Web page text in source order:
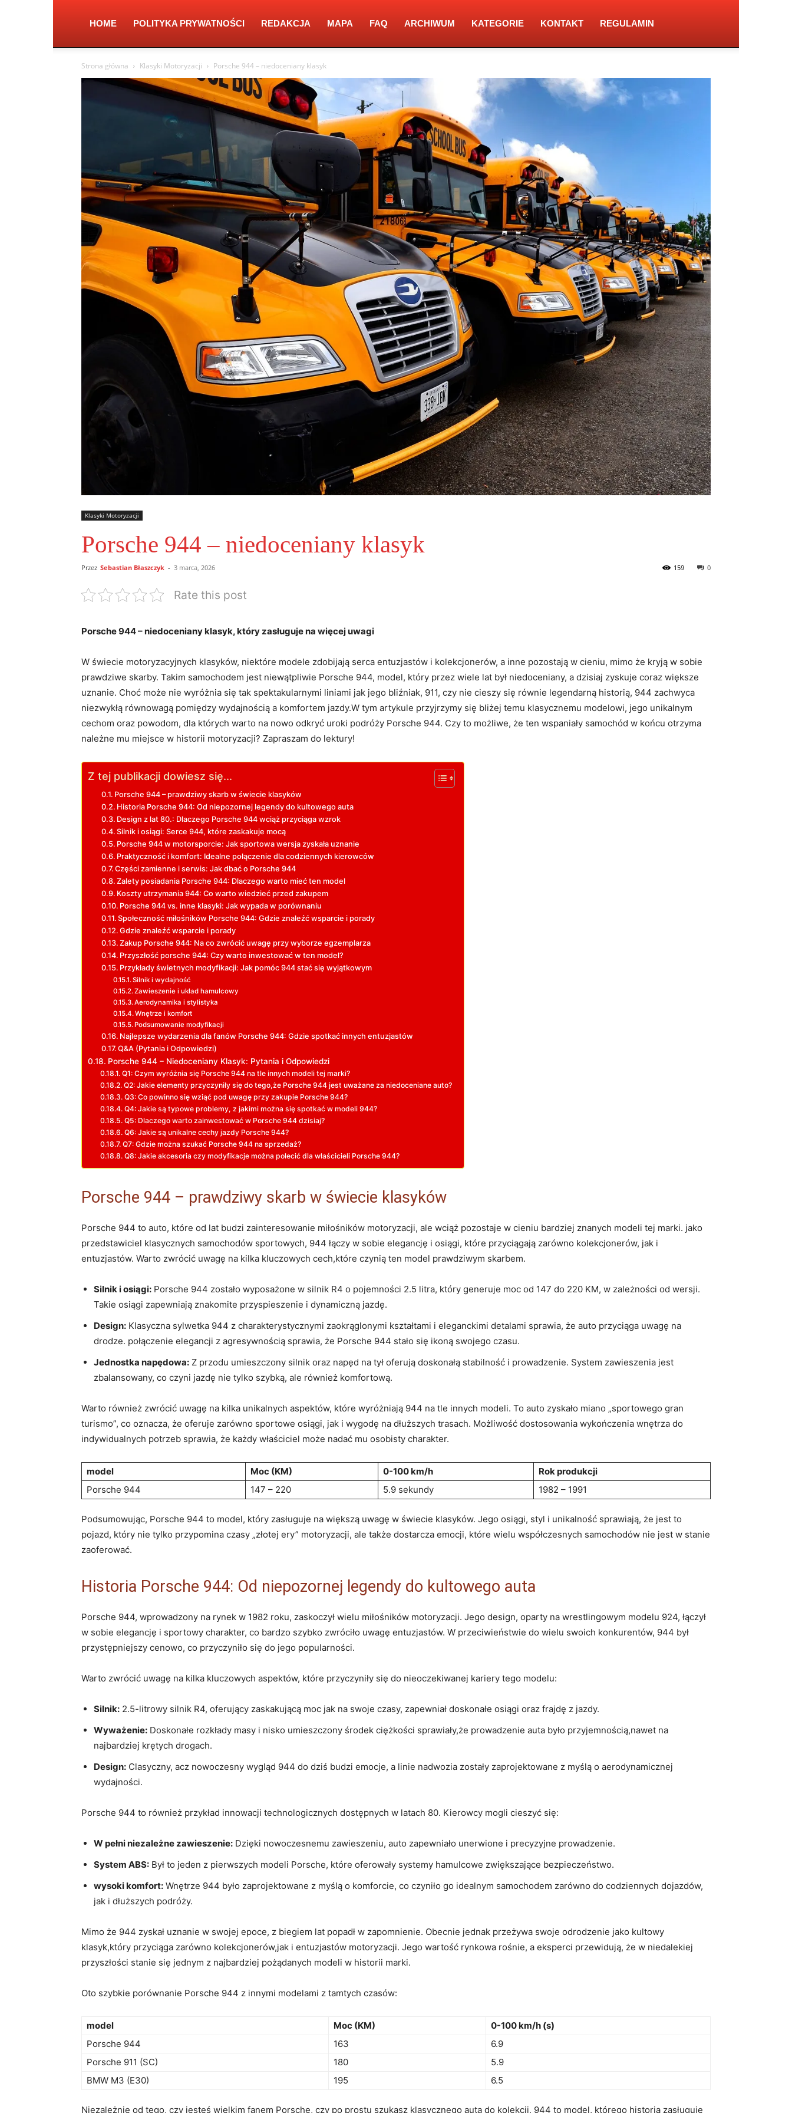
HOME POLITYKA PRYWATNOŚCI REDAKCJA MAPA FAQ ARCHIWUM KATEGORIE KONTAKT REGULAMIN
Strona główna Klasyki Motoryzacji Porsche 944 – niedoceniany klasyk
Klasyki Motoryzacji
Porsche 944 – niedoceniany klasyk
Przez Sebastian Błaszczyk - 3 marca, 2026 0
159
Rate this post
Porsche 944 – niedoceniany klasyk, który zasługuje na więcej uwagi
W świecie motoryzacyjnych klasyków, niektóre modele zdobijają serca entuzjastów i kolekcjonerów, a inne pozostają w cieniu, mimo że kryją w sobie
prawdziwe skarby. Takim samochodem jest niewątpliwie Porsche 944, model, który przez wiele lat był niedoceniany, a dzisiaj zyskuje coraz większe
uznanie. Choć może nie wyróżnia się tak spektakularnymi liniami jak jego bliźniak, 911, czy nie cieszy się równie legendarną historią, 944 zachwyca
niezwykłą równowagą pomiędzy wydajnością a komfortem jazdy.W tym artykule przyjrzymy się bliżej temu klasycznemu modelowi, jego unikalnym
cechom oraz powodom, dla których warto na nowo odkryć uroki podróży Porsche 944. Czy to możliwe, że ten wspaniały samochód w końcu otrzyma
należne mu miejsce w historii motoryzacji? Zapraszam do lektury!
Z tej publikacji dowiesz się...
Porsche 944 – prawdziwy skarb w świecie klasyków
Historia Porsche 944: Od niepozornej legendy do kultowego auta
Design z lat 80.: Dlaczego Porsche 944 wciąż przyciąga wzrok
Silnik i osiągi: Serce 944, które zaskakuje mocą
Porsche 944 w motorsporcie: Jak sportowa wersja zyskała uznanie
Praktyczność i komfort: Idealne połączenie dla codziennych kierowców
Części zamienne i serwis: Jak dbać o Porsche 944
Zalety posiadania Porsche 944: Dlaczego warto mieć ten model
Koszty utrzymania 944: Co warto wiedzieć przed zakupem
Porsche 944 vs. inne klasyki: Jak wypada w porównaniu
Społeczność miłośników Porsche 944: Gdzie znaleźć wsparcie i porady
Gdzie znaleźć wsparcie i porady
Zakup Porsche 944: Na co zwrócić uwagę przy wyborze egzemplarza
Przyszłość porsche 944: Czy warto inwestować w ten model?
Przykłady świetnych modyfikacji: Jak pomóc 944 stać się wyjątkowym
Silnik i wydajność
Zawieszenie i układ hamulcowy
Aerodynamika i stylistyka
Wnętrze i komfort
Podsumowanie modyfikacji
Najlepsze wydarzenia dla fanów Porsche 944: Gdzie spotkać innych entuzjastów
Q&A (Pytania i Odpowiedzi)
Porsche 944 – Niedoceniany Klasyk: Pytania i Odpowiedzi
Q1: Czym wyróżnia się Porsche 944 na tle innych modeli tej marki?
Q2: Jakie elementy przyczyniły się do tego,że Porsche 944 jest uważane za niedoceniane auto?
Q3: Co powinno się wziąć pod uwagę przy zakupie Porsche 944?
Q4: Jakie są typowe problemy, z jakimi można się spotkać w modeli 944?
Q5: Dlaczego warto zainwestować w Porsche 944 dzisiaj?
Q6: Jakie są unikalne cechy jazdy Porsche 944?
Q7: Gdzie można szukać Porsche 944 na sprzedaż?
Q8: Jakie akcesoria czy modyfikacje można polecić dla właścicieli Porsche 944?
Porsche 944 – prawdziwy skarb w świecie klasyków
Porsche 944 to auto, które od lat budzi zainteresowanie miłośników motoryzacji, ale wciąż pozostaje w cieniu bardziej znanych modeli tej marki. jako
przedstawiciel klasycznych samochodów sportowych, 944 łączy w sobie elegancję i osiągi, które przyciągają zarówno kolekcjonerów, jak i
entuzjastów. Warto zwrócić uwagę na kilka kluczowych cech,które czynią ten model prawdziwym skarbem.
Silnik i osiągi: Porsche 944 zostało wyposażone w silnik R4 o pojemności 2.5 litra, który generuje moc od 147 do 220 KM, w zależności od wersji.
Takie osiągi zapewniają znakomite przyspieszenie i dynamiczną jazdę.
Design: Klasyczna sylwetka 944 z charakterystycznymi zaokrąglonymi kształtami i eleganckimi detalami sprawia, że auto przyciąga uwagę na
drodze. połączenie elegancji z agresywnością sprawia, że Porsche 944 stało się ikoną swojego czasu.
Jednostka napędowa: Z przodu umieszczony silnik oraz napęd na tył oferują doskonałą stabilność i prowadzenie. System zawieszenia jest
zbalansowany, co czyni jazdę nie tylko szybką, ale również komfortową.
Warto również zwrócić uwagę na kilka unikalnych aspektów, które wyróżniają 944 na tle innych modeli. To auto zyskało miano „sportowego gran
turismo”, co oznacza, że oferuje zarówno sportowe osiągi, jak i wygodę na dłuższych trasach. Możliwość dostosowania wykończenia wnętrza do
indywidualnych potrzeb sprawia, że każdy właściciel może nadać mu osobisty charakter.
model Moc (KM) 0-100 km/h
Rok produkcji
Porsche 944
147 – 220 5.9 sekundy 1982 – 1991
Podsumowując, Porsche 944 to model, który zasługuje na większą uwagę w świecie klasyków. Jego osiągi, styl i unikalność sprawiają, że jest to
pojazd, który nie tylko przypomina czasy „złotej ery” motoryzacji, ale także dostarcza emocji, które wielu współczesnych samochodów nie jest w stanie
zaoferować.
Historia Porsche 944: Od niepozornej legendy do kultowego auta
Porsche 944, wprowadzony na rynek w 1982 roku, zaskoczył wielu miłośników motoryzacji. Jego design, oparty na wrestlingowym modelu 924, łączył
w sobie elegancję i sportowy charakter, co bardzo szybko zwróciło uwagę entuzjastów. W przeciwieństwie do wielu swoich konkurentów, 944 był
przystępniejszy cenowo, co przyczyniło się do jego popularności.
Warto zwrócić uwagę na kilka kluczowych aspektów, które przyczyniły się do nieoczekiwanej kariery tego modelu:
Silnik: 2.5-litrowy silnik R4, oferujący zaskakującą moc jak na swoje czasy, zapewniał doskonałe osiągi oraz frajdę z jazdy.
Wyważenie: Doskonałe rozkłady masy i nisko umieszczony środek ciężkości sprawiały,że prowadzenie auta było przyjemnością,nawet na
najbardziej krętych drogach.
Design: Clasyczny, acz nowoczesny wygląd 944 do dziś budzi emocje, a linie nadwozia zostały zaprojektowane z myślą o aerodynamicznej
wydajności.
Porsche 944 to również przykład innowacji technologicznych dostępnych w latach 80. Kierowcy mogli cieszyć się:
W pełni niezależne zawieszenie: Dzięki nowoczesnemu zawieszeniu, auto zapewniało unerwione i precyzyjne prowadzenie.
System ABS: Był to jeden z pierwszych modeli Porsche, które oferowały systemy hamulcowe zwiększające bezpieczeństwo.
wysoki komfort: Wnętrze 944 było zaprojektowane z myślą o komforcie, co czyniło go idealnym samochodem zarówno do codziennych dojazdów,
jak i dłuższych podróży.
Mimo że 944 zyskał uznanie w swojej epoce, z biegiem lat popadł w zapomnienie. Obecnie jednak przeżywa swoje odrodzenie jako kultowy
klasyk,który przyciąga zarówno kolekcjonerów,jak i entuzjastów motoryzacji. Jego wartość rynkowa rośnie, a eksperci przewidują, że w niedalekiej
przyszłości stanie się jednym z najbardziej pożądanych modeli w historii marki.
Oto szybkie porównanie Porsche 944 z innymi modelami z tamtych czasów:
model Moc (KM)
0-100 km/h (s)
Porsche 944
163
6.9
Porsche 911 (SC)
180
5.9
BMW M3 (E30)
195 6.5
Niezależnie od tego, czy jesteś wielkim fanem Porsche, czy po prostu szukasz klasycznego auta do kolekcji, 944 to model, którego historia zasługuje